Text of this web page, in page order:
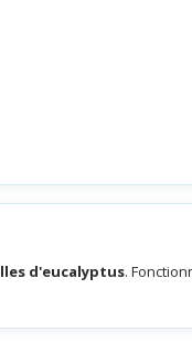
d'eucalyptus.